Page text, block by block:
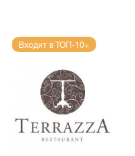
Входит в ТОП-10+